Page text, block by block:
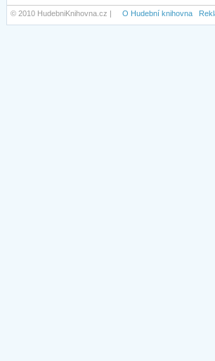
© 2010 HudebniKnihovna.cz | O Hudební knihovna